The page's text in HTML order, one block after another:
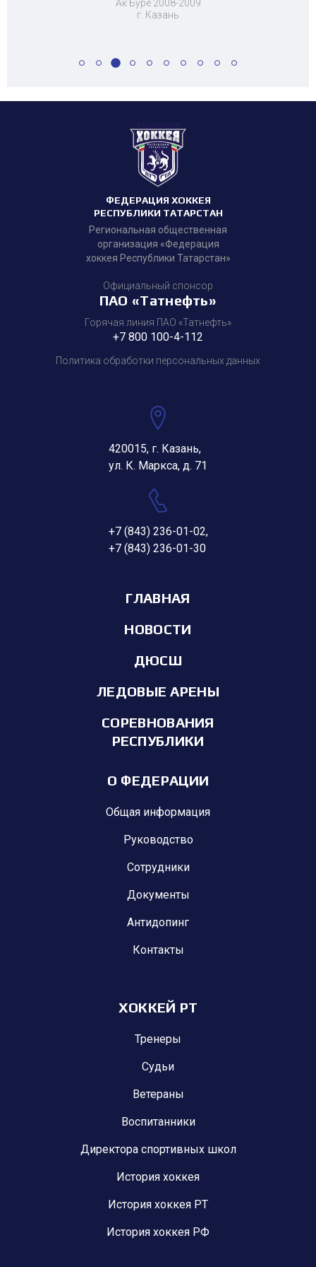
Ак Буре 2008-2009
г. Казань
ФЕДЕРАЦИЯ ХОККЕЯ
РЕСПУБЛИКИ ТАТАРСТАН
Региональная общественная
организация «Федерация
хоккея Республики Татарстан»
Официальный спонсор
ПАО «Татнефть»
Горячая линия ПАО «Татнефть»
+7 800 100-4-112
Политика обработки персональных данных
420015, г. Казань,
ул. К. Маркса, д. 71
+7 (843) 236-01-02,
+7 (843) 236-01-30
ГЛАВНАЯ
НОВОСТИ
ДЮСШ
ЛЕДОВЫЕ АРЕНЫ
СОРЕВНОВАНИЯ
РЕСПУБЛИКИ
О ФЕДЕРАЦИИ
Общая информация
Руководство
Сотрудники
Документы
Антидопинг
Контакты
ХОККЕЙ РТ
Тренеры
Судьи
Ветераны
Воспитанники
Директора спортивных школ
История хоккея
История хоккея РТ
История хоккея РФ